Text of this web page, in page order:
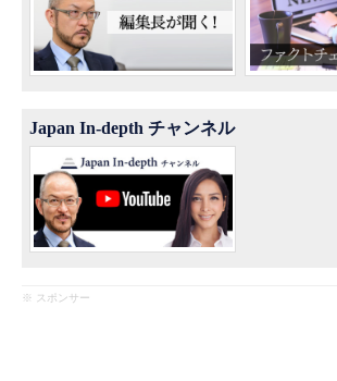
Japan In-depth チャンネル
※ スポンサー